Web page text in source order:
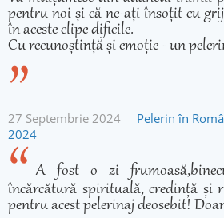
pentru noi și că ne-ați însoțit cu
în aceste clipe dificile.
Cu recunoștință și emoție - un
27 Septembrie 2024
Pelerin în
2024
A fost o zi
încărcătură spirituală, credință și
pentru acest pelerinaj deosebit!